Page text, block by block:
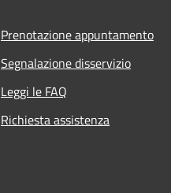
Prenotazione appuntamento
Segnalazione disservizio
Leggi le FAQ
Richiesta assistenza